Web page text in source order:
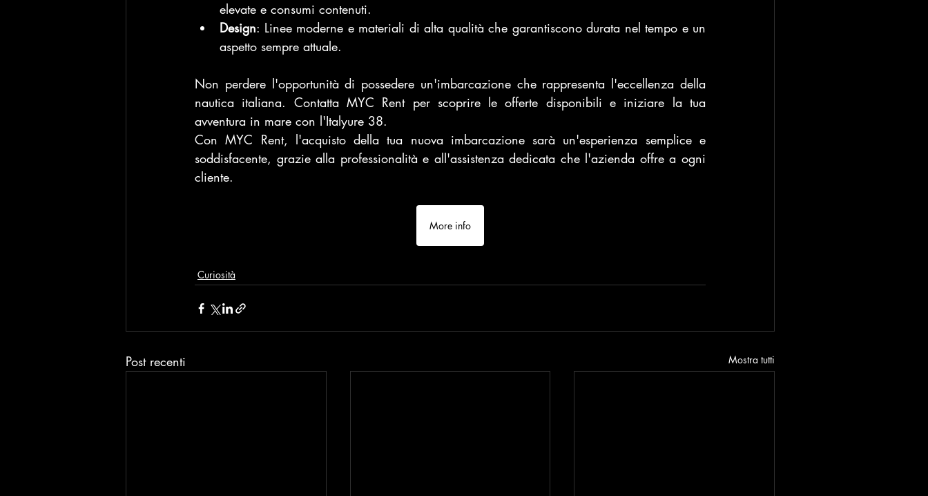
elevate e consumi contenuti.
Design: Linee moderne e materiali di alta qualità che garantiscono durata nel tempo e un
aspetto sempre attuale.
Non perdere l'opportunità di possedere un'imbarcazione che rappresenta l'eccellenza della
nautica italiana. Contatta MYC Rent per scoprire le offerte disponibili e iniziare la tua
avventura in mare con l'Italyure 38.
Con MYC Rent, l'acquisto della tua nuova imbarcazione sarà un'esperienza semplice e
soddisfacente, grazie alla professionalità e all'assistenza dedicata che l'azienda offre a ogni
cliente.
More info
Curiosità
Post recenti Mostra tutti